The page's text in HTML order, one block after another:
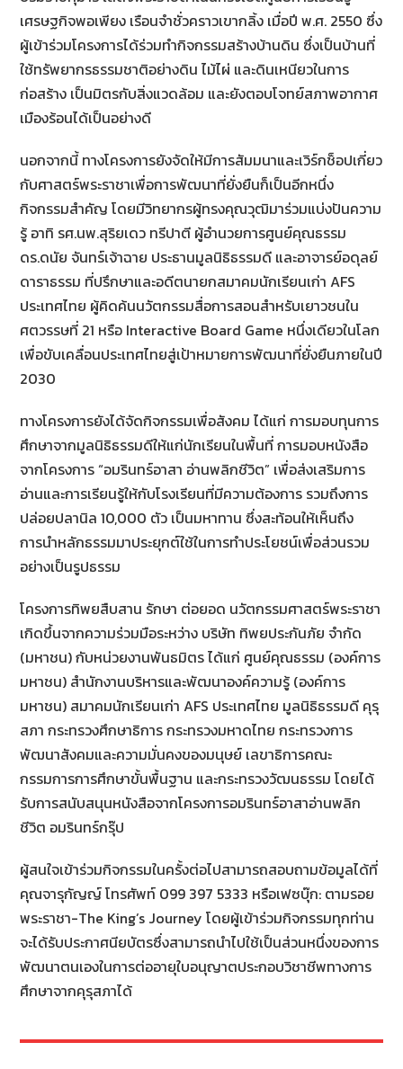
เศรษฐกิจพอเพียง เรือนจำชั่วคราวเขากลิ้ง เมื่อปี พ.ศ. 2550 ซึ่ง
ผู้เข้าร่วมโครงการได้ร่วมทำกิจกรรมสร้างบ้านดิน ซึ่งเป็นบ้านที่
ใช้ทรัพยากรธรรมชาติอย่างดิน ไม้ไผ่ และดินเหนียวในการ
ก่อสร้าง เป็นมิตรกับสิ่งแวดล้อม และยังตอบโจทย์สภาพอากาศ
เมืองร้อนได้เป็นอย่างดี
นอกจากนี้ ทางโครงการยังจัดให้มีการสัมมนาและเวิร์กช็อปเกี่ยว
กับศาสตร์พระราชาเพื่อการพัฒนาที่ยั่งยืนก็เป็นอีกหนึ่ง
กิจกรรมสำคัญ โดยมีวิทยากรผู้ทรงคุณวุฒิมาร่วมแบ่งปันความ
รู้ อาทิ รศ.นพ.สุริยเดว ทรีปาตี ผู้อำนวยการศูนย์คุณธรรม
ดร.ดนัย จันทร์เจ้าฉาย ประธานมูลนิธิธรรมดี และอาจารย์อดุลย์
ดาราธรรม ที่ปรึกษาและอดีตนายกสมาคมนักเรียนเก่า AFS
ประเทศไทย ผู้คิดค้นนวัตกรรมสื่อการสอนสำหรับเยาวชนใน
ศตวรรษที่ 21 หรือ Interactive Board Game หนึ่งเดียวในโลก
เพื่อขับเคลื่อนประเทศไทยสู่เป้าหมายการพัฒนาที่ยั่งยืนภายในปี
2030
ทางโครงการยังได้จัดกิจกรรมเพื่อสังคม ได้แก่ การมอบทุนการ
ศึกษาจากมูลนิธิธรรมดีให้แก่นักเรียนในพื้นที่ การมอบหนังสือ
จากโครงการ “อมรินทร์อาสา อ่านพลิกชีวิต” เพื่อส่งเสริมการ
อ่านและการเรียนรู้ให้กับโรงเรียนที่มีความต้องการ รวมถึงการ
ปล่อยปลานิล 10,000 ตัว เป็นมหาทาน ซึ่งสะท้อนให้เห็นถึง
การนำหลักธรรมมาประยุกต์ใช้ในการทำประโยชน์เพื่อส่วนรวม
อย่างเป็นรูปธรรม
โครงการทิพยสืบสาน รักษา ต่อยอด นวัตกรรมศาสตร์พระราชา
เกิดขึ้นจากความร่วมมือระหว่าง บริษัท ทิพยประกันภัย จำกัด
(มหาชน) กับหน่วยงานพันธมิตร ได้แก่ ศูนย์คุณธรรม (องค์การ
มหาชน) สำนักงานบริหารและพัฒนาองค์ความรู้ (องค์การ
มหาชน) สมาคมนักเรียนเก่า AFS ประเทศไทย มูลนิธิธรรมดี คุรุ
สภา กระทรวงศึกษาธิการ กระทรวงมหาดไทย กระทรวงการ
พัฒนาสังคมและความมั่นคงของมนุษย์ เลขาธิการคณะ
กรรมการการศึกษาขั้นพื้นฐาน และกระทรวงวัฒนธรรม โดยได้
รับการสนับสนุนหนังสือจากโครงการอมรินทร์อาสาอ่านพลิก
ชีวิต อมรินทร์กรุ๊ป
ผู้สนใจเข้าร่วมกิจกรรมในครั้งต่อไปสามารถสอบถามข้อมูลได้ที่
คุณจารุกัญญ์ โทรศัพท์ 099 397 5333 หรือเฟซบุ๊ก: ตามรอย
พระราชา-The King’s Journey โดยผู้เข้าร่วมกิจกรรมทุกท่าน
จะได้รับประกาศนียบัตรซึ่งสามารถนำไปใช้เป็นส่วนหนึ่งของการ
พัฒนาตนเองในการต่ออายุใบอนุญาตประกอบวิชาชีพทางการ
ศึกษาจากคุรุสภาได้